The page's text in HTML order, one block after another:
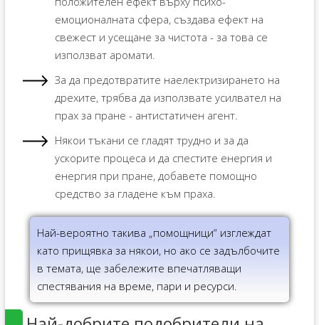
емоционалната сфера, създава ефект на
свежест и усещане за чистота - за това се
използват аромати.
За да предотвратите наелектризирането на
дрехите, трябва да използвате усилвател на
прах за пране - антистатичен агент.
Някои тъкани се гладят трудно и за да
ускорите процеса и да спестите енергия и
енергия при пране, добавете помощно
средство за гладене към праха.
Най-вероятно такива „помощници“ изглеждат
като прищявка за някои, но ако се задълбочите
в темата, ще забележите впечатляващи
спестявания на време, пари и ресурси.